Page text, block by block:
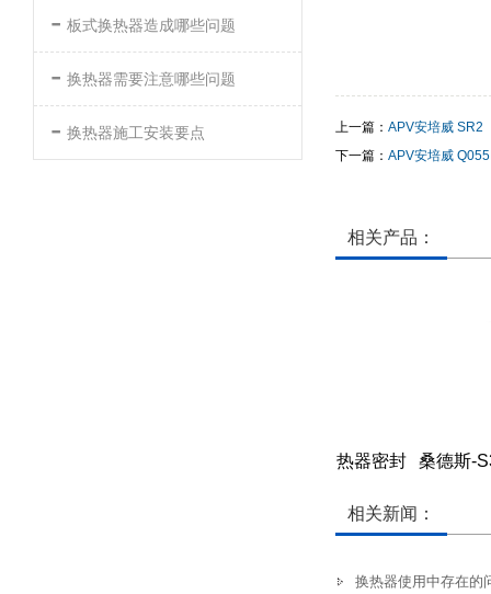
- 板式换热器造成哪些问题
- 换热器需要注意哪些问题
- 换热器施工安装要点 上一篇： APV安培威 SR2
下一篇： APV安培威
相关产品：
桑德斯-SF123型板式换热器密封 桑德斯-
垫
相关新闻：
换热器使用中存在的